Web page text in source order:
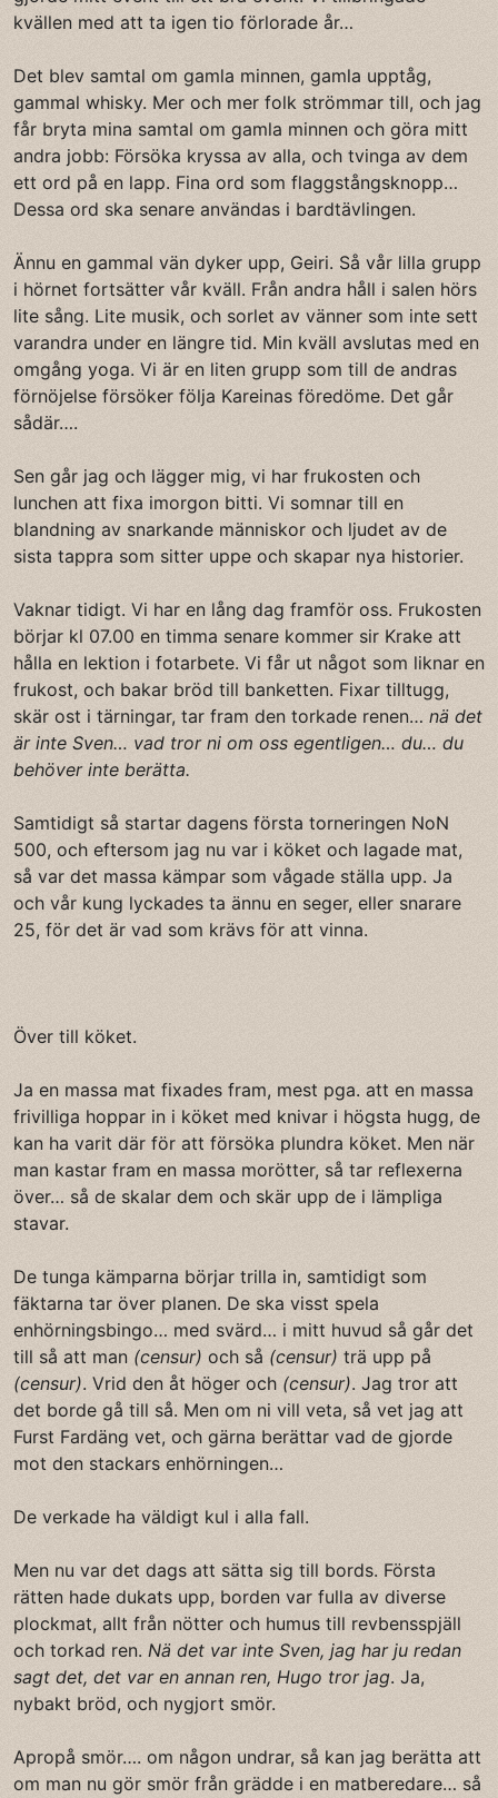
kvällen med att ta igen tio förlorade år…
Det blev samtal om gamla minnen, gamla upptåg,
gammal whisky. Mer och mer folk strömmar till, och jag
får bryta mina samtal om gamla minnen och göra mitt
andra jobb: Försöka kryssa av alla, och tvinga av dem
ett ord på en lapp. Fina ord som flaggstångsknopp…
Dessa ord ska senare användas i bardtävlingen.
Ännu en gammal vän dyker upp, Geiri. Så vår lilla grupp
i hörnet fortsätter vår kväll. Från andra håll i salen hörs
lite sång. Lite musik, och sorlet av vänner som inte sett
varandra under en längre tid. Min kväll avslutas med en
omgång yoga. Vi är en liten grupp som till de andras
förnöjelse försöker följa Kareinas föredöme. Det går
sådär….
Sen går jag och lägger mig, vi har frukosten och
lunchen att fixa imorgon bitti. Vi somnar till en
blandning av snarkande människor och ljudet av de
sista tappra som sitter uppe och skapar nya historier.
Vaknar tidigt. Vi har en lång dag framför oss. Frukosten
börjar kl 07.00 en timma senare kommer sir Krake att
hålla en lektion i fotarbete. Vi får ut något som liknar en
frukost, och bakar bröd till banketten. Fixar tilltugg,
skär ost i tärningar, tar fram den torkade renen… nä det
är inte Sven… vad tror ni om oss egentligen… du… du
behöver inte berätta.
Samtidigt så startar dagens första torneringen NoN
500, och eftersom jag nu var i köket och lagade mat,
så var det massa kämpar som vågade ställa upp. Ja
och vår kung lyckades ta ännu en seger, eller snarare
25, för det är vad som krävs för att vinna.
Över till köket.
Ja en massa mat fixades fram, mest pga. att en massa
frivilliga hoppar in i köket med knivar i högsta hugg, de
kan ha varit där för att försöka plundra köket. Men när
man kastar fram en massa morötter, så tar reflexerna
över… så de skalar dem och skär upp de i lämpliga
stavar.
De tunga kämparna börjar trilla in, samtidigt som
fäktarna tar över planen. De ska visst spela
enhörningsbingo… med svärd… i mitt huvud så går det
till så att man (censur) och så (censur) trä upp på
(censur). Vrid den åt höger och (censur). Jag tror att
det borde gå till så. Men om ni vill veta, så vet jag att
Furst Fardäng vet, och gärna berättar vad de gjorde
mot den stackars enhörningen…
De verkade ha väldigt kul i alla fall.
Men nu var det dags att sätta sig till bords. Första
rätten hade dukats upp, borden var fulla av diverse
plockmat, allt från nötter och humus till revbensspjäll
och torkad ren. Nä det var inte Sven, jag har ju redan
sagt det, det var en annan ren, Hugo tror jag. Ja,
nybakt bröd, och nygjort smör.
Apropå smör…. om någon undrar, så kan jag berätta att
om man nu gör smör från grädde i en matberedare… så